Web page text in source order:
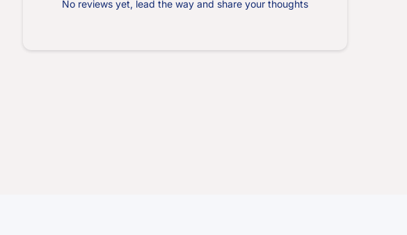
No reviews yet, lead the way and share your thoughts